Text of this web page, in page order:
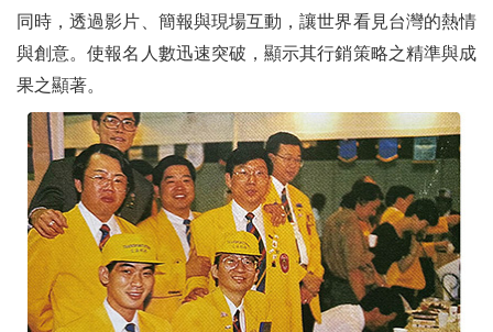
同時，透過影片、簡報與現場互動，讓世界看見台灣的熱情
與創意。使報名人數迅速突破，顯示其行銷策略之精準與成
果之顯著。